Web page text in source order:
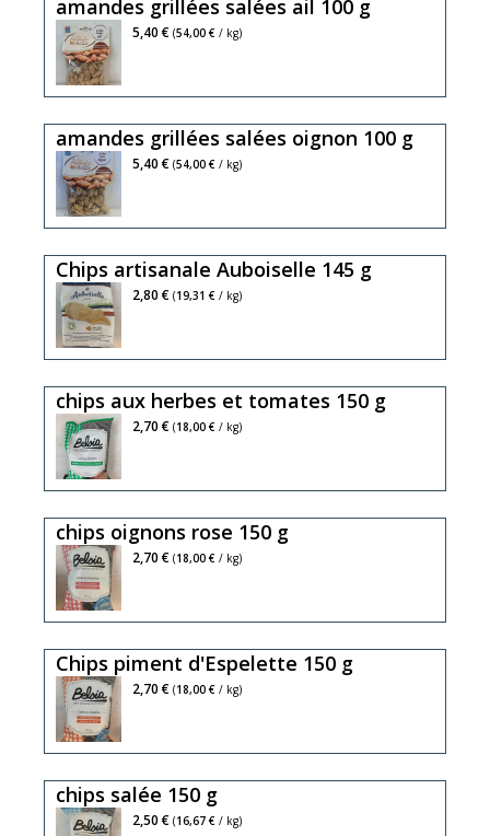
amandes grillées salées ail 100 g
5,40 € (54,00 € / kg)
amandes grillées salées oignon 100 g
5,40 € (54,00 € / kg)
Chips artisanale Auboiselle 145 g
chips
de
pomme
terre
cuites
au
chaudron
une
recette
artisanale,
ingrédient
pomme
de
terre
(
huile
de
2,80 € (19,31 € / kg)
chips aux herbes et tomates 150 g
2,70 € (18,00 € / kg)
chips oignons rose 150 g
2,70 € (18,00 € / kg)
Chips piment d'Espelette 150 g
2,70 € (18,00 € / kg)
chips salée 150 g
2,50 € (16,67 € / kg)